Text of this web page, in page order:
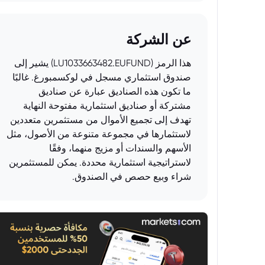
عن الشركة
هذا الرمز (LU1033663482.EUFUND) يشير إلى
صندوق استثماري مسجل في لوكسمبورغ. غالبًا
ما تكون هذه الصناديق عبارة عن صناديق
مشتركة أو صناديق استثمارية مفتوحة النهاية
تهدف إلى تجميع الأموال من مستثمرين متعددين
لاستثمارها في مجموعة متنوعة من الأصول، مثل
الأسهم والسندات أو مزيج منهما، وفقًا
لاستراتيجية استثمارية محددة. يمكن للمستثمرين
شراء وبيع حصص في الصندوق.